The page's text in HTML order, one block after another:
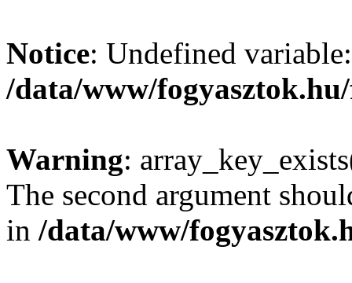
Notice: Undefined
/data/www/
Warning:
The second argument
in /data/www/